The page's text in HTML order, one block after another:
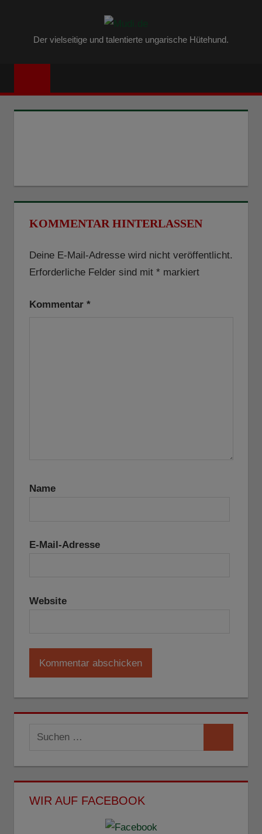
springen
MUDI
Der vielseitige und talentierte ungarische Hütehund.
KOMMENTAR HINTERLASSEN
Deine E-Mail-Adresse wird nicht veröffentlicht.
Erforderliche Felder sind mit * markiert
Kommentar *
Name
E-Mail-Adresse
Website
Suchen
WIR AUF FACEBOOK